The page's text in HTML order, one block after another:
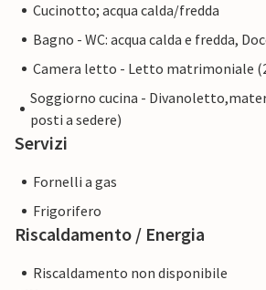
Cucinotto; acqua calda/fredda
Bagno - WC: acqua calda e fredda,
Camera letto - Letto matrimoniale
Soggiorno cucina -
posti a sedere)
Servizi
Fornelli a gas
Frigorifero
Riscaldamento / Energia
Riscaldamento non disponibile